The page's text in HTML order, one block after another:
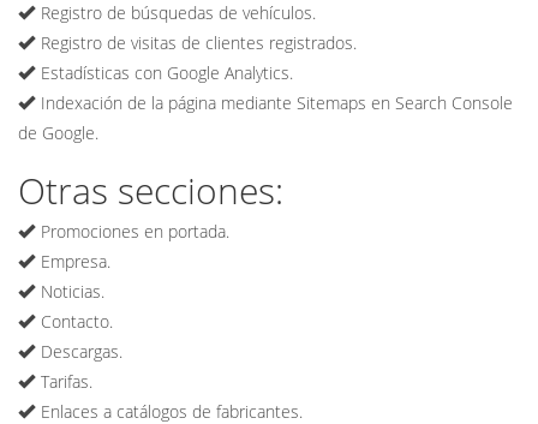
Registro de búsquedas de vehículos.
Registro de visitas de clientes registrados.
Estadísticas con Google Analytics.
Indexación de la página mediante Sitemaps en Search Console
de Google.
Otras secciones:
Promociones en portada.
Empresa.
Noticias.
Contacto.
Descargas.
Tarifas.
Enlaces a catálogos de fabricantes.